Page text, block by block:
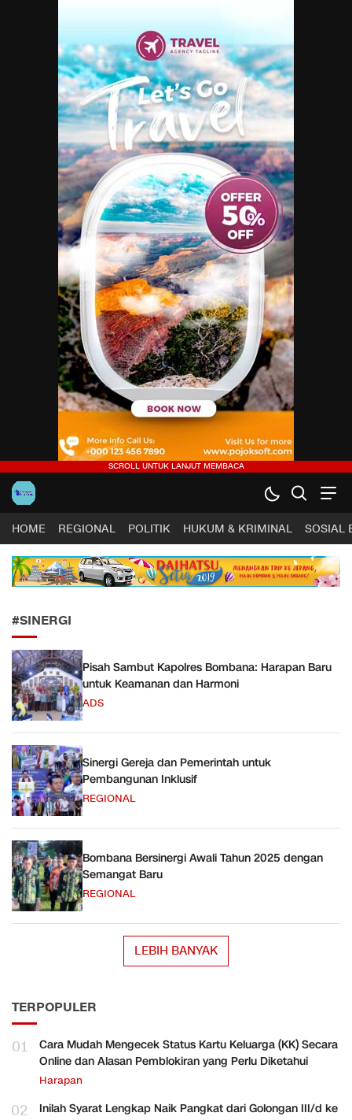
Harapan Sultra .COM |
Lugas, Tuntas dan Terpercaya
HOME REGIONAL POLITIK HUKUM & KRIMINAL SOSIAL
#SINERGI
Pisah Sambut Kapolres Bombana: Harapan Baru
untuk Keamanan dan Harmoni
ADS
Sinergi Gereja dan Pemerintah untuk
Pembangunan Inklusif
REGIONAL
Bombana Bersinergi Awali Tahun 2025 dengan
Semangat Baru
REGIONAL
LEBIH BANYAK
TERPOPULER
01
Cara Mudah Mengecek Status Kartu Keluarga (KK) Secara
Online dan Alasan Pemblokiran yang Perlu Diketahui
Harapan
02
Inilah Syarat Lengkap Naik Pangkat dari Golongan III/d ke